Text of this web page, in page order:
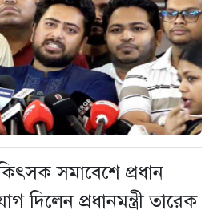
সমাবেশে প্রধান
দিলেন প্রধানমন্ত্রী তারেক